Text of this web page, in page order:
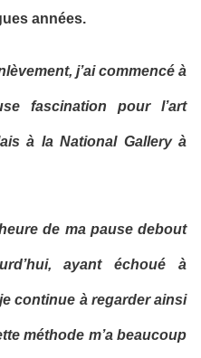
années.
j’ai commencé à
fascination pour l’art
à la National Gallery à
de ma pause debout
ayant échoué à
continue à regarder ainsi
méthode m’a beaucoup